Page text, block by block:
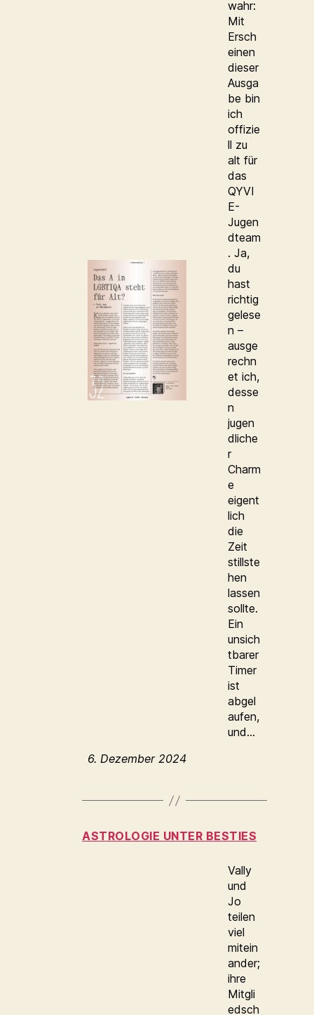
wahr:
Mit
Ersch
einen
dieser
Ausga
be bin
ich
offizie
ll zu
alt für
das
QYVI
E-
Jugen
dteam
. Ja,
du
hast
richtig
gelese
n –
ausge
rechn
et ich,
desse
n
jugen
dliche
r
Charm
e
eigent
lich
die
Zeit
stillste
hen
lassen
sollte.
Ein
unsich
tbarer
Timer
ist
abgel
aufen,
und…
6. Dezember 2024
ASTROLOGIE UNTER BESTIES
Vally
und
Jo
teilen
viel
mitein
ander;
ihre
Mitgli
edsch